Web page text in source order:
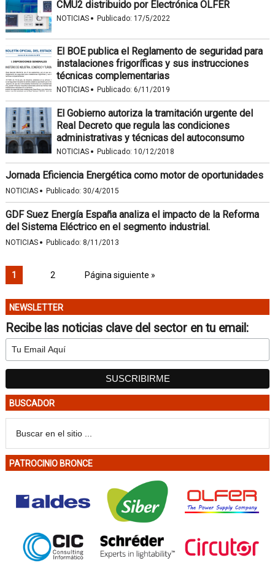
CMU2 distribuido por Electrónica OLFER
NOTICIAS · Publicado: 17/5/2022
El BOE publica el Reglamento de seguridad para
instalaciones frigoríficas y sus instrucciones
técnicas complementarias
NOTICIAS · Publicado: 6/11/2019
El Gobierno autoriza la tramitación urgente del
Real Decreto que regula las condiciones
administrativas y técnicas del autoconsumo
NOTICIAS · Publicado: 10/12/2018
Jornada Eficiencia Energética como motor de oportunidades
NOTICIAS · Publicado: 30/4/2015
GDF Suez Energía España analiza el impacto de la Reforma
del Sistema Eléctrico en el segmento industrial.
NOTICIAS · Publicado: 8/11/2013
1 2 Página siguiente »
NEWSLETTER
Recibe las noticias clave del sector en tu email:
BUSCADOR
PATROCINIO BRONCE